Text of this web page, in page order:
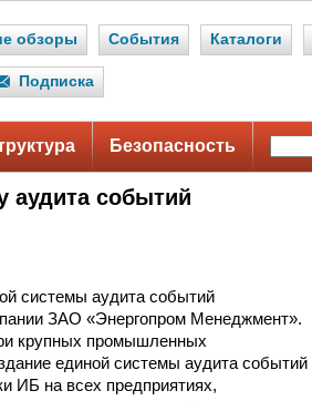
обзоры События Каталоги
Подписка
Безопасность
аудита событий
системы аудита событий
ЗАО «Энергопром Менеджмент».
крупных промышленных
единой системы аудита событий
ИБ на всех предприятиях,